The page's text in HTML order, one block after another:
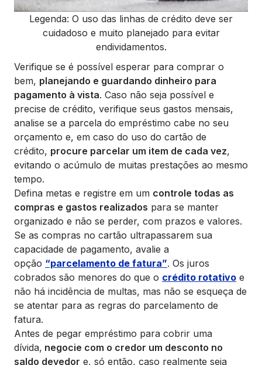
Legenda: O uso das linhas de crédito deve ser
cuidadoso e muito planejado para evitar
endividamentos.
Verifique se é possível esperar para comprar o
bem, planejando e guardando dinheiro para
pagamento à vista. Caso não seja possível e
precise de crédito, verifique seus gastos mensais,
analise se a parcela do empréstimo cabe no seu
orçamento e, em caso do uso do cartão de
crédito, procure parcelar um item de cada vez,
evitando o acúmulo de muitas prestações ao mesmo
tempo.
Defina metas e registre em um controle todas as
compras e gastos realizados para se manter
organizado e não se perder, com prazos e valores.
Se as compras no cartão ultrapassarem sua
capacidade de pagamento, avalie a
opção “parcelamento de fatura”. Os juros
cobrados são menores do que o crédito rotativo e
não há incidência de multas, mas não se esqueça de
se atentar para as regras do parcelamento de
fatura.
Antes de pegar empréstimo para cobrir uma
dívida, negocie com o credor um desconto no
saldo devedor e, só então, caso realmente seja